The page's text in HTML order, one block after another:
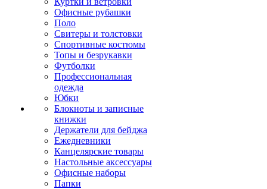
Офисные рубашки
Поло
Свитеры и толстовки
Спортивные костюмы
Топы и безрукавки
Футболки
Профессиональная
одежда
Юбки
Блокноты и записные
книжки
Держатели для бейджа
Ежедневники
Канцелярские товары
Настольные аксессуары
Офисные наборы
Папки